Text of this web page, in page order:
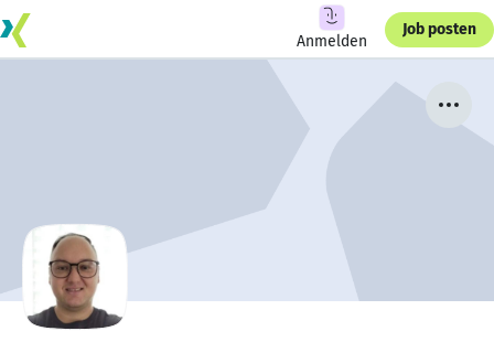
Anmelden
Job posten